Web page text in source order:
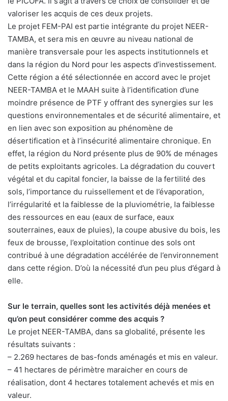
valoriser les acquis de ces deux projets.
Le projet FEM-PAI est partie intégrante du projet NEER-
TAMBA, et sera mis en œuvre au niveau national de
manière transversale pour les aspects institutionnels et
dans la région du Nord pour les aspects d’investissement.
Cette région a été sélectionnée en accord avec le projet
NEER-TAMBA et le MAAH suite à l’identification d’une
moindre présence de PTF y offrant des synergies sur les
questions environnementales et de sécurité alimentaire, et
en lien avec son exposition au phénomène de
désertification et à l’insécurité alimentaire chronique. En
effet, la région du Nord présente plus de 90% de ménages
de petits exploitants agricoles. La dégradation du couvert
végétal et du capital foncier, la baisse de la fertilité des
sols, l’importance du ruissellement et de l’évaporation,
l’irrégularité et la faiblesse de la pluviométrie, la faiblesse
des ressources en eau (eaux de surface, eaux
souterraines, eaux de pluies), la coupe abusive du bois, les
feux de brousse, l’exploitation continue des sols ont
contribué à une dégradation accélérée de l’environnement
dans cette région. D’où la nécessité d’un peu plus d’égard à
elle.
Sur le terrain, quelles sont les activités déjà menées et
qu’on peut considérer comme des acquis ?
Le projet NEER-TAMBA, dans sa globalité, présente les
résultats suivants :
– 2.269 hectares de bas-fonds aménagés et mis en valeur.
– 41 hectares de périmètre maraicher en cours de
réalisation, dont 4 hectares totalement achevés et mis en
valeur.